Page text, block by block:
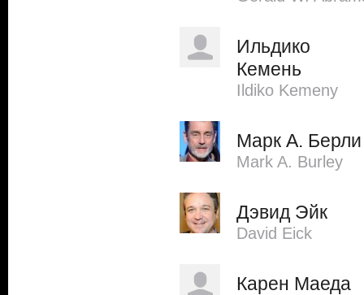
Ильдико
Кемень
Ildiko Kemeny
Марк А. Берли
Mark A. Burley
Дэвид Эйк
David Eick
Карен Маеда